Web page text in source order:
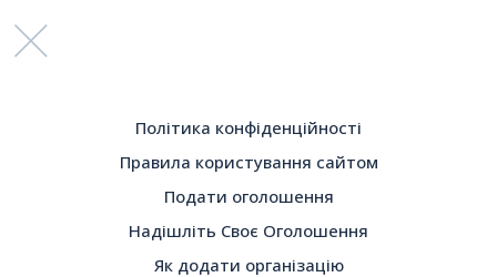
Політика конфіденційності
Правила користування сайтом
Подати оголошення
Надішліть Своє Оголошення
Як додати організацію